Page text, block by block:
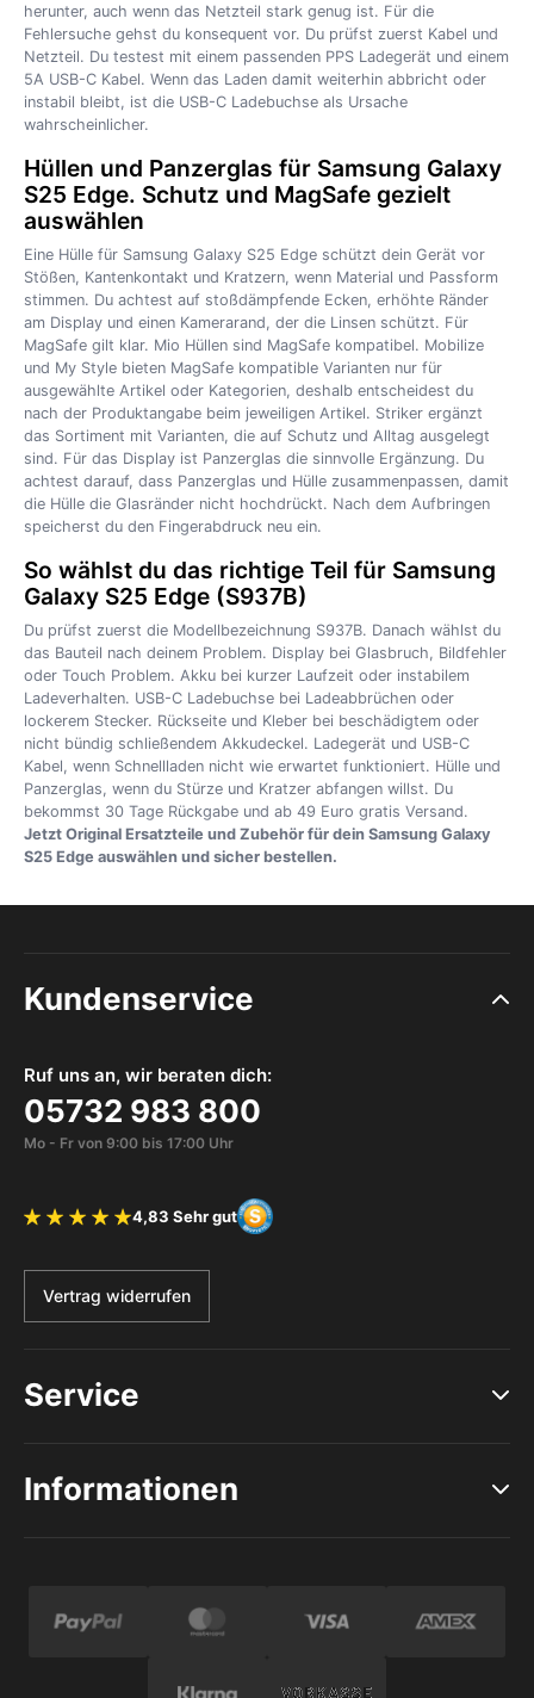
herunter, auch wenn das Netzteil stark genug ist. Für die
Fehlersuche gehst du konsequent vor. Du prüfst zuerst Kabel und
Netzteil. Du testest mit einem passenden PPS Ladegerät und einem
5A USB-C Kabel. Wenn das Laden damit weiterhin abbricht oder
instabil bleibt, ist die USB-C Ladebuchse als Ursache
wahrscheinlicher.
Hüllen und Panzerglas für Samsung Galaxy
S25 Edge. Schutz und MagSafe gezielt
auswählen
Eine Hülle für Samsung Galaxy S25 Edge schützt dein Gerät vor
Stößen, Kantenkontakt und Kratzern, wenn Material und Passform
stimmen. Du achtest auf stoßdämpfende Ecken, erhöhte Ränder
am Display und einen Kamerarand, der die Linsen schützt. Für
MagSafe gilt klar. Mio Hüllen sind MagSafe kompatibel. Mobilize
und My Style bieten MagSafe kompatible Varianten nur für
ausgewählte Artikel oder Kategorien, deshalb entscheidest du
nach der Produktangabe beim jeweiligen Artikel. Striker ergänzt
das Sortiment mit Varianten, die auf Schutz und Alltag ausgelegt
sind. Für das Display ist Panzerglas die sinnvolle Ergänzung. Du
achtest darauf, dass Panzerglas und Hülle zusammenpassen, damit
die Hülle die Glasränder nicht hochdrückt. Nach dem Aufbringen
speicherst du den Fingerabdruck neu ein.
So wählst du das richtige Teil für Samsung
Galaxy S25 Edge (S937B)
Du prüfst zuerst die Modellbezeichnung S937B. Danach wählst du
das Bauteil nach deinem Problem. Display bei Glasbruch, Bildfehler
oder Touch Problem. Akku bei kurzer Laufzeit oder instabilem
Ladeverhalten. USB-C Ladebuchse bei Ladeabbrüchen oder
lockerem Stecker. Rückseite und Kleber bei beschädigtem oder
nicht bündig schließendem Akkudeckel. Ladegerät und USB-C
Kabel, wenn Schnellladen nicht wie erwartet funktioniert. Hülle und
Panzerglas, wenn du Stürze und Kratzer abfangen willst. Du
bekommst 30 Tage Rückgabe und ab 49 Euro gratis Versand.
Jetzt Original Ersatzteile und Zubehör für dein Samsung Galaxy
S25 Edge auswählen und sicher bestellen.
Kundenservice
Ruf uns an, wir beraten dich:
05732 983 800
Mo - Fr von 9:00 bis 17:00 Uhr
Bewertung 4.83 von 5 Sternen
4,83 Sehr gut
Vertrag widerrufen
Service
Informationen